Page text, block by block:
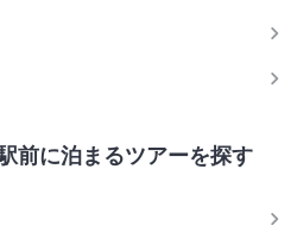
前に泊まるツアーを探す